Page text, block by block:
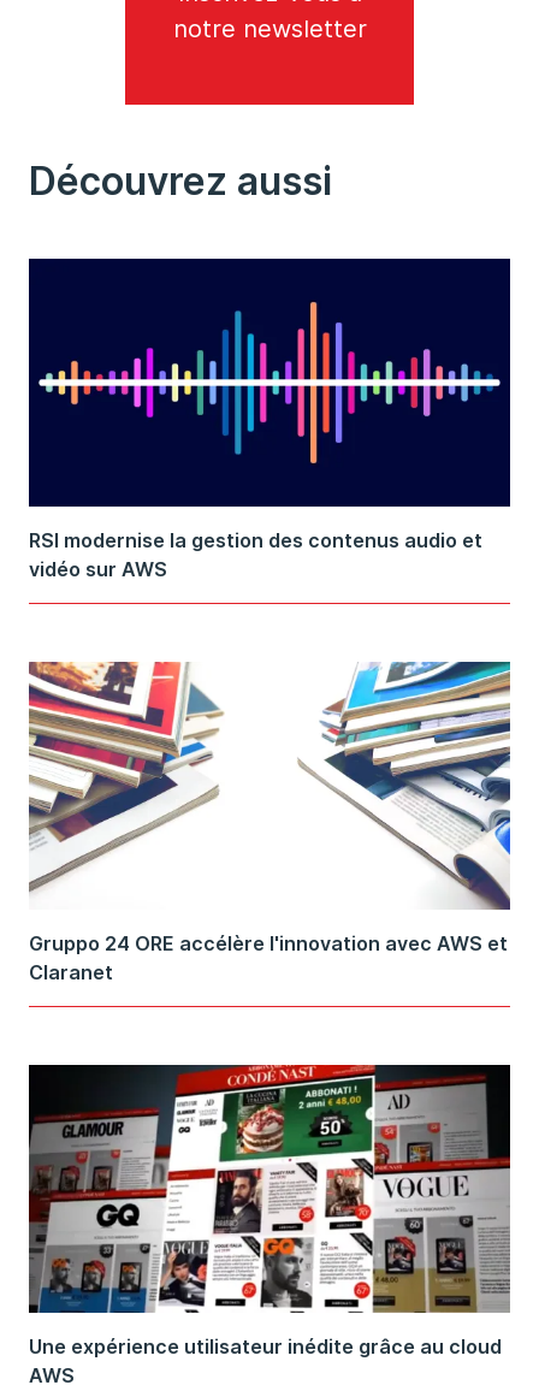
notre newsletter
Découvrez aussi
RSI modernise la gestion des contenus audio et
vidéo sur AWS
Gruppo 24 ORE accélère l'innovation avec AWS et
Claranet
Une expérience utilisateur inédite grâce au cloud
AWS